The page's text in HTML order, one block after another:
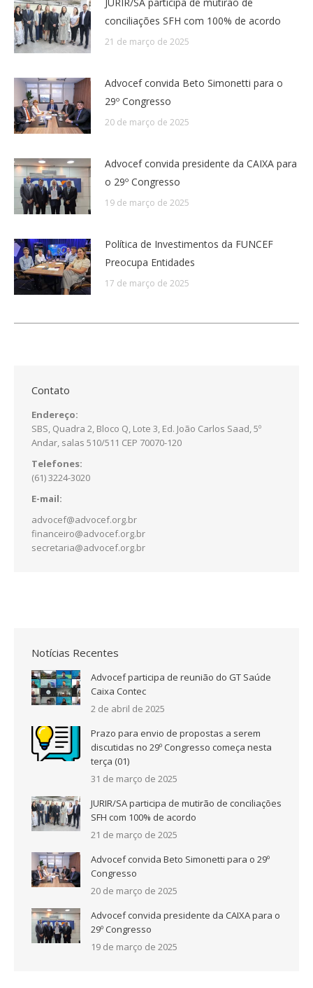
conciliações SFH com 100% de acordo
21 de março de 2025
Advocef convida Beto Simonetti para o
29º Congresso
20 de março de 2025
Advocef convida presidente da CAIXA para
o 29º Congresso
19 de março de 2025
Política de Investimentos da FUNCEF
Preocupa Entidades
17 de março de 2025
Contato
Endereço:
SBS, Quadra 2, Bloco Q, Lote 3, Ed. João Carlos Saad, 5º
Andar, salas 510/511 CEP 70070-120
Telefones:
(61) 3224-3020
E-mail:
advocef@advocef.org.br
financeiro@advocef.org.br
secretaria@advocef.org.br
Notícias Recentes
Advocef participa de reunião do GT Saúde
Caixa Contec
2 de abril de 2025
Prazo para envio de propostas a serem
discutidas no 29º Congresso começa nesta
terça (01)
31 de março de 2025
JURIR/SA participa de mutirão de conciliações
SFH com 100% de acordo
21 de março de 2025
Advocef convida Beto Simonetti para o 29º
Congresso
20 de março de 2025
Advocef convida presidente da CAIXA para o
29º Congresso
19 de março de 2025